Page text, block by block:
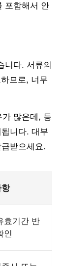
포함해서 안
니다. 서류의
므로, 너무
많은데, 등
니다. 대부
받으세요.
효기간 반
인